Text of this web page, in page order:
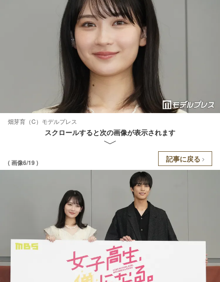
畑芽育（C）モデルプレス
スクロールすると次の画像が表示されます
( 画像6/19 ) 記事に戻る